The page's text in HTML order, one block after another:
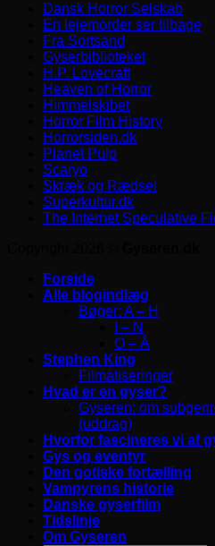
Dansk Horror Selskab
En lejemorder ser tilbage
Fra Sortsand
Gyserbiblioteket
H.P. Lovecraft
Heaven of Horror
Himmelskibet
Horror Film History
Horrorsiden.dk
Planet Pulp
Scaryo
Skræk og Rædsel
Superkultur.dk
The Internet Speculative
Forside
Alle blogindlæg
Bøger: A – H
I – N
O – Å
Stephen King
Filmatiseringer
Hvad er en gyser?
Gyseren: om
(uddrag)
Hvorfor fascineres vi af
Gys og eventyr
Den gotiske fortælling
Vampyrens historie
Danske gyserfilm
Tidslinje
Om Gyseren